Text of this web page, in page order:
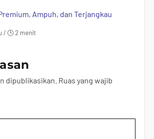
Ampuh, dan Terjangkau
/ 🕒 2 menit
dipublikasikan. Ruas yang wajib